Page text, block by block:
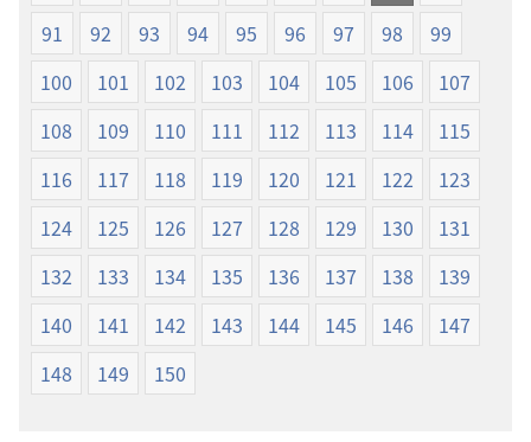
91
92 93 94 95 96 97 98
99
100
101 102 103 104 105 106
107
108
109 110 111 112 113 114
115
116
117 118 119 120 121 122
123
124
125 126 127 128 129 130
131
132
133 134 135 136 137 138
139
140
141 142 143 144 145 146
147
148
149 150